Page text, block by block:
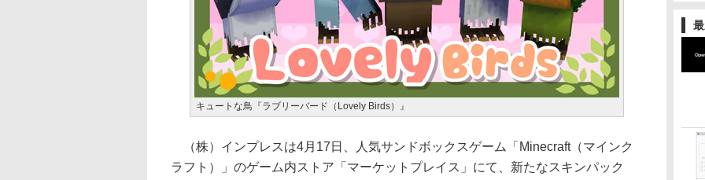
キュートな鳥『ラブリーバード（Lovely Birds）』
（株）インプレスは4月17日、人気サンドボックスゲーム「Minecraft（マインク
ラフト）」のゲーム内ストア「マーケットプレイス」にて、新たなスキンパック